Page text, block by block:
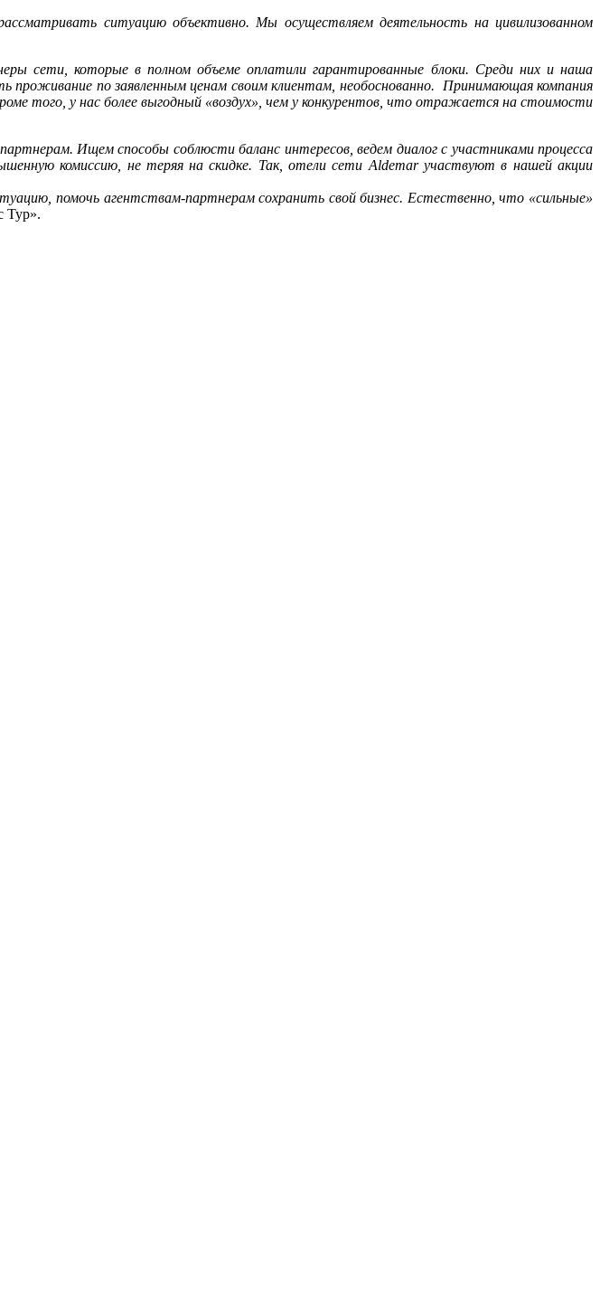
ситуацию объективно. Мы осуществляем деятельность на цивилизованном
сети, которые в полном объеме оплатили гарантированные блоки. Среди них и наша
по заявленным ценам своим клиентам, необоснованно. Принимающая компания
того, у нас более выгодный «воздух», чем у конкурентов, что отражается на стоимости
Ищем способы соблюсти баланс интересов, ведем диалог с участниками процесса
комиссию, не теряя на скидке. Так, отели сети Aldemar участвуют в нашей акции
помочь агентствам-партнерам сохранить свой бизнес. Естественно, что «сильные»
Тур».